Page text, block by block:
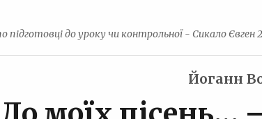
підготовці до уроку чи контрольної - Сикало Євген
Йоганн